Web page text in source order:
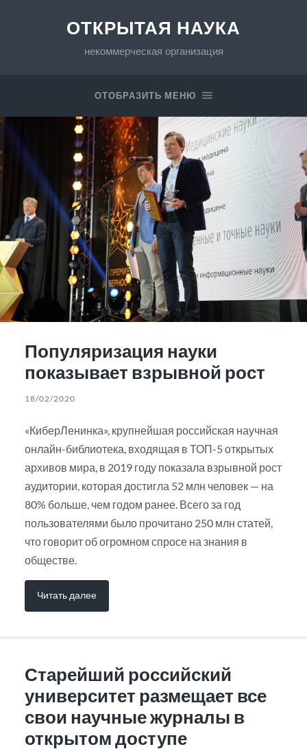
ОТКРЫТАЯ НАУКА
некоммерческая организация
ОТОБРАЗИТЬ МЕНЮ
Популяризация науки
показывает взрывной рост
18/02/2020
«КиберЛенинка», крупнейшая российская научная
онлайн-библиотека, входящая в ТОП-5 открытых
архивов мира, в 2019 году показала взрывной рост
аудитории, которая достигла 52 млн человек — на
80% больше, чем годом ранее. Всего за год
пользователями было прочитано 250 млн статей,
что говорит об огромном спросе на знания в
обществе.
Читать далее
Старейший российский
университет размещает все
свои научные журналы в
открытом доступе